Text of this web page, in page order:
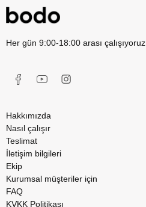
Her gün 9:00-18:00 arası çalışıyoruz
Hakkımızda
Nasıl çalışır
Teslimat
İletişim bilgileri
Ekip
Kurumsal müşteriler için
FAQ
KVKK Politikası